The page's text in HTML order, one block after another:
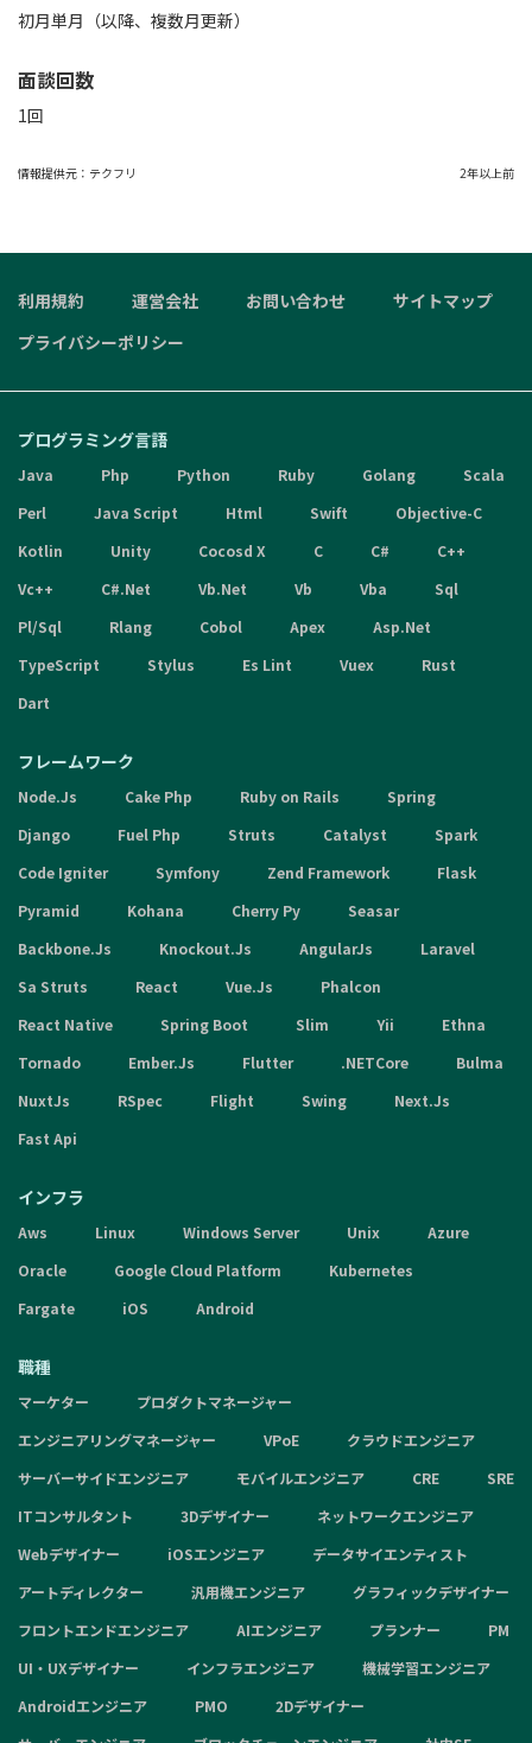
初月単月（以降、複数月更新）
面談回数
1回
情報提供元： テクフリ 2年以上前
利用規約 運営会社 お問い合わせ
サイトマップ
プライバシーポリシー
プログラミング言語
Java Php Python Ruby Golang
Scala
Perl
Java Script Html Swift
Objective-C
Kotlin
Unity Cocosd X C C#
C++
Vc++
C#.Net Vb.Net Vb Vba
Sql
Pl/Sql
Rlang Cobol Apex
Asp.Net
TypeScript
Stylus Es Lint Vuex
Rust
Dart
フレームワーク
Node.Js Cake Php Ruby on Rails
Spring
Django
Fuel Php Struts Catalyst
Spark
Code Igniter
Symfony Zend Framework
Flask
Pyramid
Kohana Cherry Py
Seasar
Backbone.Js
Knockout.Js AngularJs
Laravel
Sa Struts
React Vue.Js
Phalcon
React Native
Spring Boot Slim Yii
Ethna
Tornado
Ember.Js Flutter .NETCore
Bulma
NuxtJs
RSpec Flight Swing
Next.Js
Fast Api
インフラ
Aws Linux Windows Server Unix
Azure
Oracle
Google Cloud Platform
Kubernetes
Fargate
iOS Android
職種
マーケター
プロダクトマネージャー
エンジニアリングマネージャー
VPoE
クラウドエンジニア
サーバーサイドエンジニア
モバイルエンジニア CRE
SRE
ITコンサルタント
3Dデザイナー
ネットワークエンジニア
Webデザイナー
iOSエンジニア
データサイエンティスト
アートディレクター
汎用機エンジニア
グラフィックデザイナー
フロントエンドエンジニア
AIエンジニア プランナー
PM
UI・UXデザイナー
インフラエンジニア
機械学習エンジニア
Androidエンジニア
PMO
2Dデザイナー